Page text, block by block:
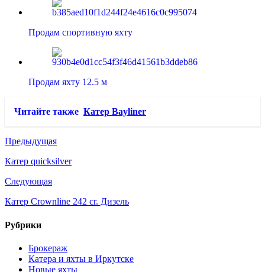
Продам спортивную яхту
Продам яхту 12.5 м
Читайте также Катер Bayliner
Предыдущая
Катер quicksilver
Следующая
Катер Crownline 242 cr. Дизель
Рубрики
Брокераж
Катера и яхты в Иркутске
Новые яхты